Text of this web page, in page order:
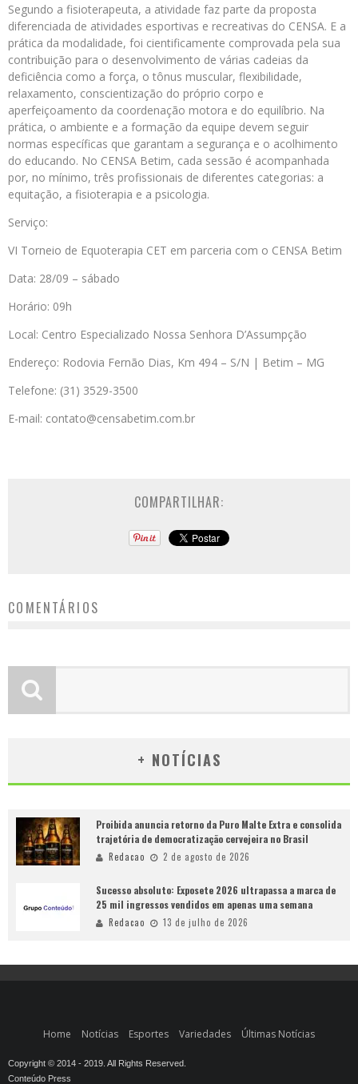
Segundo a fisioterapeuta, a atividade faz parte da proposta
diferenciada de atividades esportivas e recreativas do CENSA. E a
prática da modalidade, foi cientificamente comprovada pela sua
contribuição para o desenvolvimento de várias cadeias da
deficiência como a força, o tônus muscular, flexibilidade,
relaxamento, conscientização do próprio corpo e
aperfeiçoamento da coordenação motora e do equilíbrio. Na
prática, o ambiente e a formação da equipe devem seguir
normas específicas que garantam a segurança e o acolhimento
do educando. No CENSA Betim, cada sessão é acompanhada
por, no mínimo, três profissionais de diferentes categorias: a
equitação, a fisioterapia e a psicologia.
Serviço:
VI Torneio de Equoterapia CET em parceria com o CENSA Betim
Data: 28/09 – sábado
Horário: 09h
Local: Centro Especializado Nossa Senhora D’Assumpção
Endereço: Rodovia Fernão Dias, Km 494 – S/N | Betim – MG
Telefone: (31) 3529-3500
E-mail: contato@censabetim.com.br
COMPARTILHAR:
COMENTÁRIOS
+ NOTÍCIAS
Proibida anuncia retorno da Puro Malte Extra e consolida
trajetória de democratização cervejeira no Brasil
Redacao 2 de agosto de 2026
Sucesso absoluto: Exposete 2026 ultrapassa a marca de
25 mil ingressos vendidos em apenas uma semana
Redacao 13 de julho de 2026
Home Notícias Esportes Variedades Últimas Notícias
Copyright © 2014 - 2019. All Rights Reserved.
Conteúdo Press